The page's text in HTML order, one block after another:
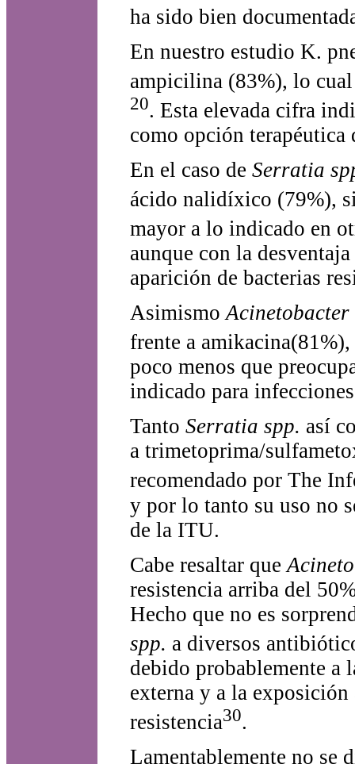
ha sido bien
En nuestro estudio K.
ampicilina (83%), lo
20. Esta elevada cifra
como opción terapéutica
En el caso de Serratia
ácido nalidíxico (79%),
mayor a lo indicado en
aunque con la
aparición de bacterias
AsimismoAcinetobacter
frente a
poco menos que
indicado para
Tanto Serratia spp. así
a trimetoprima/
recomendado por The
y por lo tanto su uso no
de la ITU.
Cabe resaltar que
resistencia arriba del
Hecho que no es
spp. a diversos
debido probablemente a
externa y a la
resistencia30.
Lamentablemente no se